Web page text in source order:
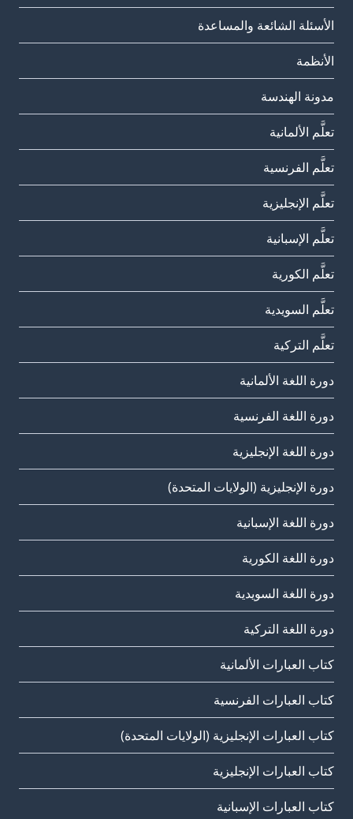
الأسئلة الشائعة والمساعدة
الأنظمة
مدونة الهندسة
تعلَّم الألمانية
تعلَّم الفرنسية
تعلَّم الإنجليزية
تعلَّم الإسبانية
تعلَّم الكورية
تعلَّم السويدية
تعلَّم التركية
دورة اللغة الألمانية
دورة اللغة الفرنسية
دورة اللغة الإنجليزية
دورة الإنجليزية (الولايات المتحدة)
دورة اللغة الإسبانية
دورة اللغة الكورية
دورة اللغة السويدية
دورة اللغة التركية
كتاب العبارات الألمانية
كتاب العبارات الفرنسية
كتاب العبارات الإنجليزية (الولايات المتحدة)
كتاب العبارات الإنجليزية
كتاب العبارات الإسبانية